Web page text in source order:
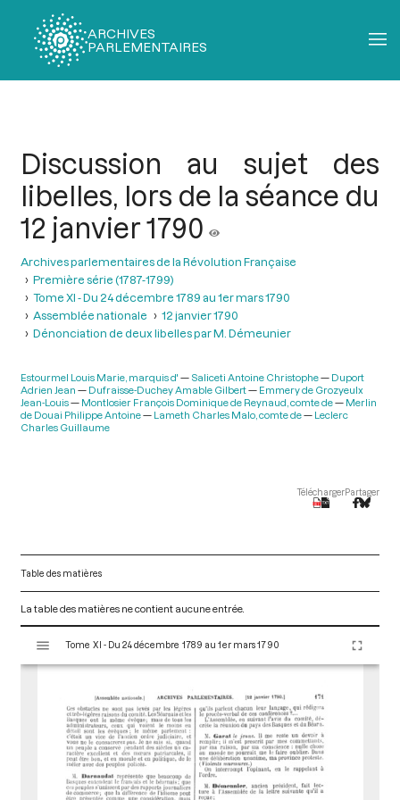
ARCHIVES
PARLEMENTAIRES
Discussion au sujet des
libelles, lors de la séance du
12 janvier 1790
Archives parlementaires de la Révolution Française
Première série (1787-1799)
Tome XI - Du 24 décembre 1789 au 1er mars 1790
Assemblée nationale
12 janvier 1790
Dénonciation de deux libelles par M. Démeunier
Estourmel Louis Marie, marquis d' Saliceti Antoine Christophe
Duport
Adrien Jean
Dufraisse-Duchey Amable Gilbert
Emmery de Grozyeulx
Jean-Louis
Montlosier François Dominique de Reynaud, comte de
Merlin
de Douai Philippe Antoine
Lameth Charles Malo, comte de
Leclerc
Charles Guillaume
TéléchargerPartager
Table des matières
La table des matières ne contient aucune entrée.
s
Tome XI - Du 24 décembre 1789 au 1er mars 1790